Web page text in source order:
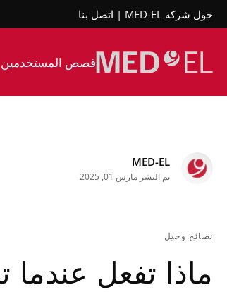
حول شركة MED-EL اتصل بنا
قصص المستخدمين
MED-EL
تم النشر مارس 01, 2025
نصائح وحيل
ماذا تفعل